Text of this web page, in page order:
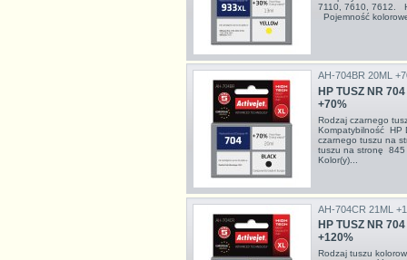
7110, 7610, 7612.
Pojemność
AH-704BR 20ML
HP TUSZ NR
+70%
Rodzaj czarnego
Kompatybilność
czarnego tuszu na
tuszu na stronę
Kolor(y)...
AH-704CR 21ML
HP TUSZ NR
+120%
Rodzaj tuszu